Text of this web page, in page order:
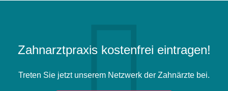
Zahnarztpraxis kostenfrei eintragen!
Treten Sie jetzt unserem Netzwerk der Zahnärzte bei.